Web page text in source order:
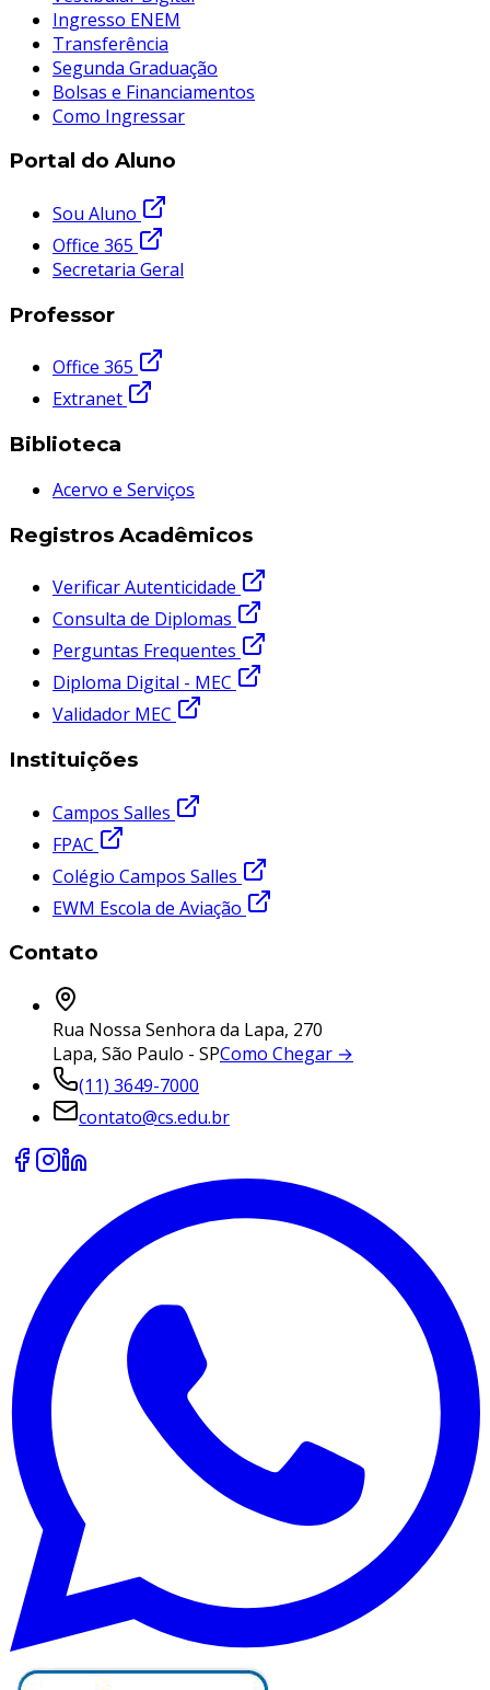
Ingresso ENEM
Transferência
Segunda Graduação
Bolsas e Financiamentos
Como Ingressar
Portal do Aluno
Sou Aluno
Office 365
Secretaria Geral
Professor
Office 365
Extranet
Biblioteca
Acervo e Serviços
Registros Acadêmicos
Verificar Autenticidade
Consulta de Diplomas
Perguntas Frequentes
Diploma Digital - MEC
Validador MEC
Instituições
Campos Salles
FPAC
Colégio Campos Salles
EWM Escola de Aviação
Contato
Rua Nossa Senhora da Lapa, 270
Lapa, São Paulo - SPComo Chegar →
(11) 3649-7000
contato@cs.edu.br